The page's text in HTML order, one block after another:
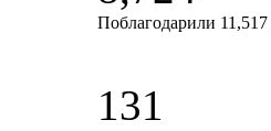
Поблагодарили 11,517
131